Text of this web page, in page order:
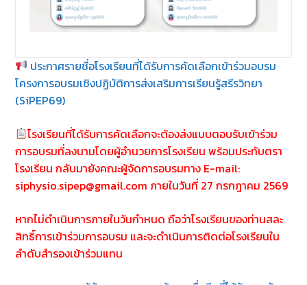
ประกาศรายชื่อโรงเรียนที่ได้รับการคัดเลือกเข้าร่วมอบรม
โครงการอบรมเชิงปฏิบัติการส่งเสริมการเรียนรู้สรีรวิทยา
(SiPEP69)
โรงเรียนที่ได้รับการคัดเลือกจะต้องส่งแบบตอบรับเข้าร่วม
การอบรมที่ลงนามโดยผู้อำนวยการโรงเรียน พร้อมประทับตรา
โรงเรียน กลับมายังคณะผู้จัดการอบรมทาง E-mail:
siphysio.sipep@gmail.com ภายในวันที่ 27 กรกฎาคม 2569
หากไม่ดำเนินการภายในวันกำหนด ถือว่าโรงเรียนของท่านสละ
สิทธิ์การเข้าร่วมการอบรม และจะดำเนินการติดต่อโรงเรียนใน
ลำดับสำรองเข้าร่วมแทน